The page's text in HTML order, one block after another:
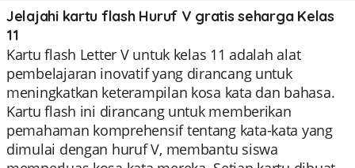
Jelajahi kartu flash Huruf V gratis seharga Kelas
11
Kartu flash Letter V untuk kelas 11 adalah alat
pembelajaran inovatif yang dirancang untuk
meningkatkan keterampilan kosa kata dan bahasa.
Kartu flash ini dirancang untuk memberikan
pemahaman komprehensif tentang kata-kata yang
dimulai dengan huruf V, membantu siswa